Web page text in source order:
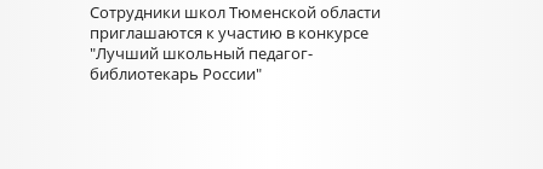
Сотрудники школ Тюменской области
приглашаются к участию в конкурсе
"Лучший школьный педагог-
библиотекарь России"